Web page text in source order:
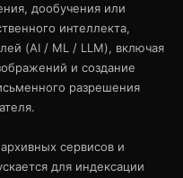
дообучения или
интеллекта,
(AI / ML / LLM), включая
и создание
разрешения
сервисов и
для индексации